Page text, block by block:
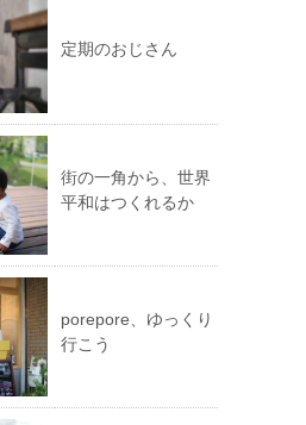
定期のおじさん
街の一角から、世界
平和はつくれるか
porepore、ゆっくり
行こう